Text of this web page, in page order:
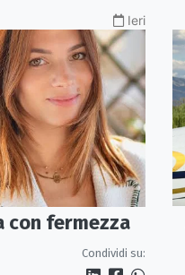
Ieri
con fermezza
Condividi su: